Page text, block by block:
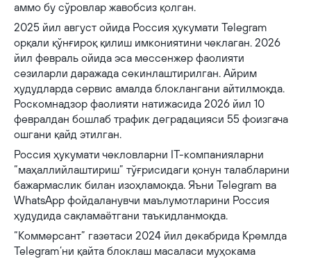
аммо бу сўровлар жавобсиз қолган.
2025 йил август ойида Россия ҳукумати Telegram
орқали қўнғироқ қилиш имкониятини чеклаган. 2026
йил февраль ойида эса мессенжер фаолияти
сезиларли даражада секинлаштирилган. Айрим
ҳудудларда сервис амалда блоклангани айтилмоқда.
Роскомнадзор фаолияти натижасида 2026 йил 10
февралдан бошлаб трафик деградацияси 55 фоизгача
ошгани қайд этилган.
Россия ҳукумати чекловларни IT-компанияларни
“маҳаллийлаштириш” тўғрисидаги қонун талабларини
бажармаслик билан изоҳламоқда. Яъни Telegram ва
WhatsApp фойдаланувчи маълумотларини Россия
ҳудудида сақламаётгани таъкидланмоқда.
“Коммерсант” газетаси 2024 йил декабрида Кремлда
Telegram’ни қайта блоклаш масаласи муҳокама